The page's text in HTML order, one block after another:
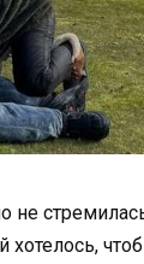
не
хотелось,